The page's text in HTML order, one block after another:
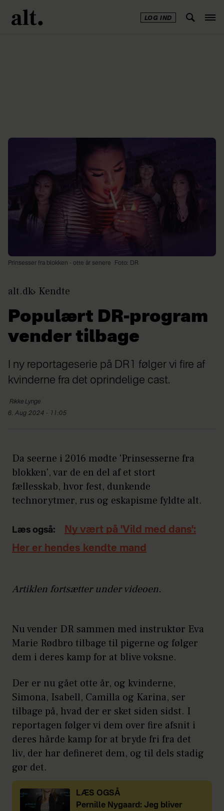
LOG IND
Prinsesser fra blokken - otte år senere Foto: DR
alt.dk Kendte
Populært DR-program
vender tilbage
I ny reportageserie på DR1 følger vi fire af
kvinderne fra det oprindelige cast.
Rikke Lynge
6. Aug 2024 - 11:05
Da seerne i 2016 mødte 'Prinsesserne fra
blokken', var de en del af et stort
fællesskab, hvor fest, dunkende
technorytmer, rus og eskapisme fyldte alt.
Læs også:
Ny vært på 'Vild med dans':
Her er hendes kendte mand
Artiklen fortsætter under videoen.
Nu vender DR sammen med instruktør Eva
Marie Rødbro tilbage til pigerne og følger
dem i deres kamp for at blive voksne.
Der er nu gået otte år, og kvinderne,
Simona, Isabell, Camilla og Karina, ser
tilbage på, hvad der er sket siden sidst. I
reportagen følger vi dem over fire afsnit i
deres hårde kamp for at bryde fri fra det
liv, der har defineret dem, og til dels stadig
gør det.
LÆS OGSÅ
Pernille Nygaard: Jeg bliver